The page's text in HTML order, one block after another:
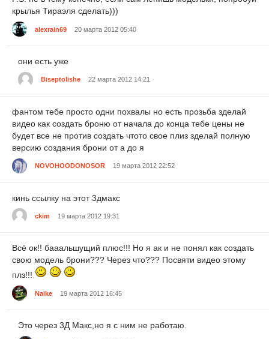
крылья Тираэля сделать)))
alexrain69 20 марта 2012 05:40
они есть уже
Biseptolishe 22 марта 2012 14:21
фантом тебе просто одни похвалы но есть прозьба зделай
видео как создать броню от начала до конца тебе цены не
будет все не против создать чтото свое плиз зделай полную
версию создания брони от а до я
NOVOHOODONOSOR 19 марта 2012 22:52
кинь ссылку на этот 3дмакс
ckim 19 марта 2012 19:31
Всё ок!! бааальшущий плюс!!! Но я ак и не понял как создать
свою модель брони??? Через что??? Посвяти видео этому
плз!!!
Naike 19 марта 2012 16:45
Это через 3Д Макс,но я с ним не работаю.